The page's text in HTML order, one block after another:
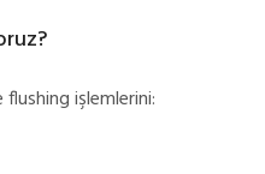
işlemlerini: